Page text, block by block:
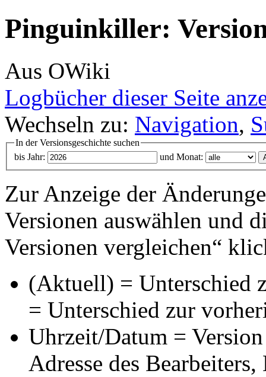
Pinguinkiller:
Aus OWiki
Logbücher dieser Seite
Wechseln zu: Navigation,
In der Versionsgeschichte suchen
bis Jahr:
und Monat:
Zur Anzeige der
Versionen auswählen und
Versionen vergleichen“
(Aktuell) = Unterschied
= Unterschied zur
Uhrzeit/Datum =
Adresse des